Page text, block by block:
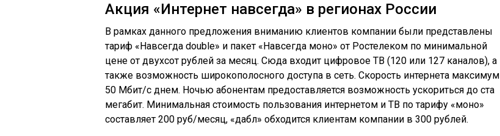
Акция «Интернет навсегда» в регионах России
В рамках данного предложения вниманию клиентов компании были представлены
тариф «Навсегда double» и пакет «Навсегда моно» от Ростелеком по минимальной
цене от двухсот рублей за месяц. Сюда входит цифровое ТВ (120 или 127 каналов), а
также возможность широкополосного доступа в сеть. Скорость интернета максимум
50 Мбит/с днем. Ночью абонентам предоставляется возможность ускориться до ста
мегабит. Минимальная стоимость пользования интернетом и ТВ по тарифу «моно»
составляет 200 руб/месяц, «дабл» обходится клиентам компании в 300 рублей.